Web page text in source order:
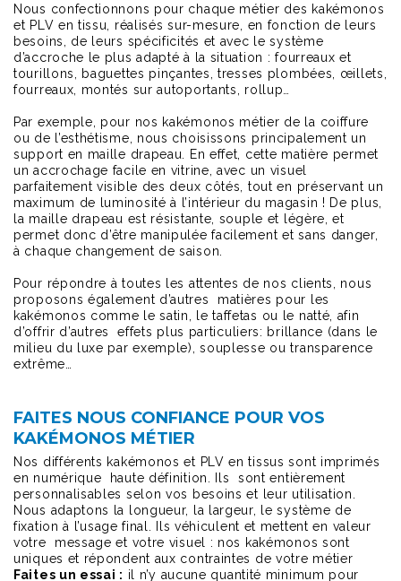
Nous confectionnons pour chaque métier des kakémonos
et PLV en tissu, réalisés sur-mesure, en fonction de leurs
besoins, de leurs spécificités et avec le système
d’accroche le plus adapté à la situation : fourreaux et
tourillons, baguettes pinçantes, tresses plombées, œillets,
fourreaux, montés sur autoportants, rollup…
Par exemple, pour nos kakémonos métier de la coiffure
ou de l’esthétisme, nous choisissons principalement un
support en maille drapeau. En effet, cette matière permet
un accrochage facile en vitrine, avec un visuel
parfaitement visible des deux côtés, tout en préservant un
maximum de luminosité à l’intérieur du magasin ! De plus,
la maille drapeau est résistante, souple et légère, et
permet donc d’être manipulée facilement et sans danger,
à chaque changement de saison.
Pour répondre à toutes les attentes de nos clients, nous
proposons également d’autres matières pour les
kakémonos comme le satin, le taffetas ou le natté, afin
d’offrir d’autres effets plus particuliers: brillance (dans le
milieu du luxe par exemple), souplesse ou transparence
extrême…
FAITES NOUS CONFIANCE POUR VOS
KAKÉMONOS MÉTIER
Nos différents kakémonos et PLV en tissus sont imprimés
en numérique haute définition. Ils sont entièrement
personnalisables selon vos besoins et leur utilisation.
Nous adaptons la longueur, la largeur, le système de
fixation à l’usage final. Ils véhiculent et mettent en valeur
votre message et votre visuel : nos kakémonos sont
uniques et répondent aux contraintes de votre métier
Faites un essai : il n’y aucune quantité minimum pour